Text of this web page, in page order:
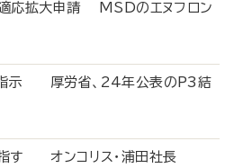
応拡大申請 MSDのエヌフロン
指示 厚労省、24年公表のP3結
す オンコリス・浦田社長